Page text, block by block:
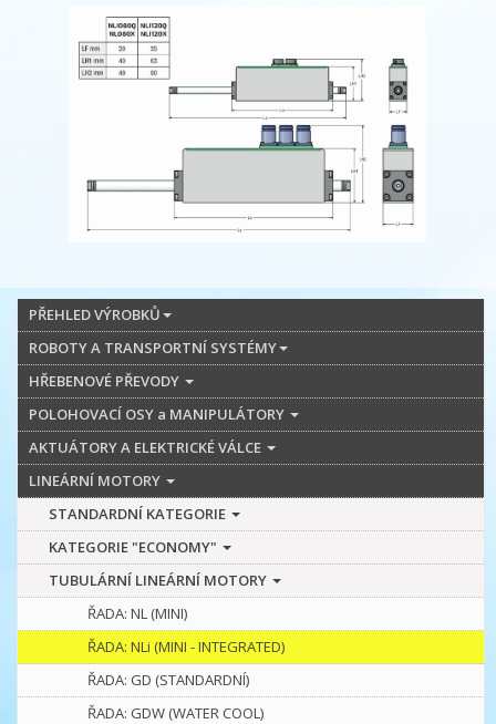
PŘEHLED VÝROBKŮ
ROBOTY A TRANSPORTNÍ SYSTÉMY
HŘEBENOVÉ PŘEVODY
POLOHOVACÍ OSY a MANIPULÁTORY
AKTUÁTORY A ELEKTRICKÉ VÁLCE
LINEÁRNÍ MOTORY
STANDARDNÍ KATEGORIE
KATEGORIE "ECONOMY"
TUBULÁRNÍ LINEÁRNÍ MOTORY
ŘADA: NL (MINI)
ŘADA: NLi (MINI - INTEGRATED)
ŘADA: GD (STANDARDNÍ)
ŘADA: GDW (WATER COOL)